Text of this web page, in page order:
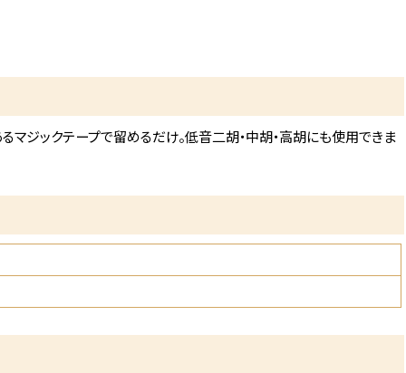
マジックテープで留めるだけ。低音二胡・中胡・高胡にも使用できま